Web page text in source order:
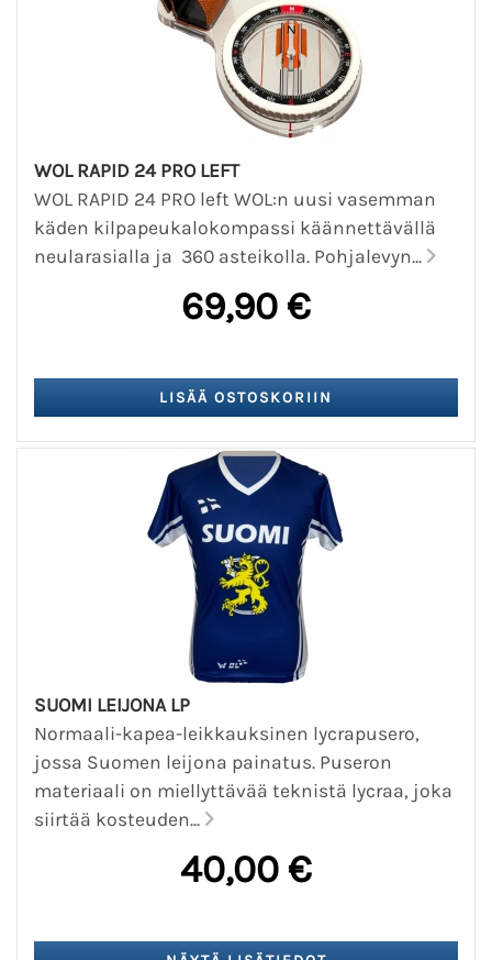
WOL RAPID 24 PRO LEFT
WOL RAPID 24 PRO left WOL:n uusi vasemman
käden kilpapeukalokompassi käännettävällä
neularasialla ja 360 asteikolla. Pohjalevyn...
69,90 €
SUOMI LEIJONA LP
Normaali-kapea-leikkauksinen lycrapusero,
jossa Suomen leijona painatus. Puseron
materiaali on miellyttävää teknistä lycraa, joka
siirtää kosteuden...
40,00 €